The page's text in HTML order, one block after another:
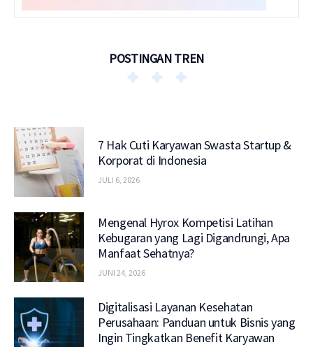
POSTINGAN TREN
7 Hak Cuti Karyawan Swasta Startup &
Korporat di Indonesia
JULI 6, 2026
Mengenal Hyrox Kompetisi Latihan
Kebugaran yang Lagi Digandrungi, Apa
Manfaat Sehatnya?
JUNI 24, 2026
Digitalisasi Layanan Kesehatan
Perusahaan: Panduan untuk Bisnis yang
Ingin Tingkatkan Benefit Karyawan